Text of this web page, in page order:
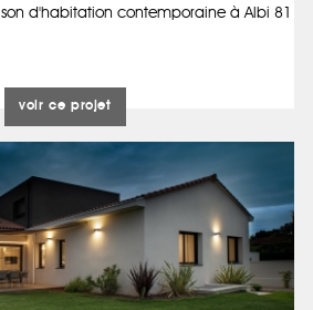
d'habitation contemporaine à Albi 81
voir ce projet